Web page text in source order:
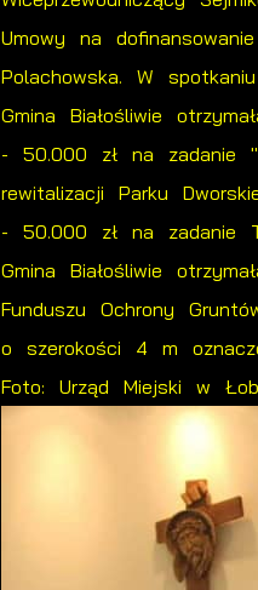
Umowy na
Polachowska. W
Gmina Białośliwie
- 50.000 zł na zadanie
rewitalizacji Parku
- 50.000 zł na zadanie
Gmina Białośliwie
Funduszu Ochrony
o szerokości 4 m
Foto: Urząd Miejski w